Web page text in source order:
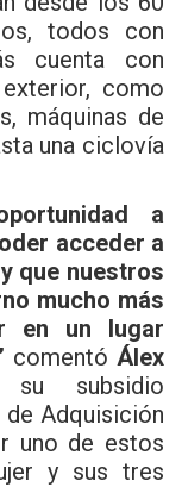
todos con
cuenta con
como
máquinas de
una ciclovía
a
acceder a
que nuestros
mucho más
en un lugar
comentóÁlex
subsidio
Adquisición
uno de estos
y sus tres